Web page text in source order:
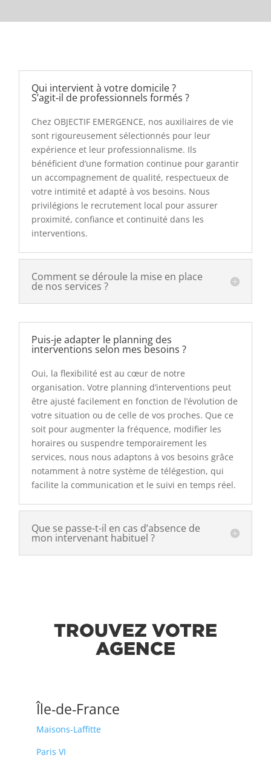
Qui intervient à votre domicile ?
S’agit‑il de professionnels formés ?
Chez OBJECTIF EMERGENCE, nos auxiliaires de vie
sont rigoureusement sélectionnés pour leur
expérience et leur professionnalisme. Ils
bénéficient d’une formation continue pour garantir
un accompagnement de qualité, respectueux de
votre intimité et adapté à vos besoins. Nous
privilégions le recrutement local pour assurer
proximité, confiance et continuité dans les
interventions.
Comment se déroule la mise en place
de nos services ?
Puis-je adapter le planning des
interventions selon mes besoins ?
Oui, la flexibilité est au cœur de notre
organisation. Votre planning d’interventions peut
être ajusté facilement en fonction de l’évolution de
votre situation ou de celle de vos proches. Que ce
soit pour augmenter la fréquence, modifier les
horaires ou suspendre temporairement les
services, nous nous adaptons à vos besoins grâce
notamment à notre système de télégestion, qui
facilite la communication et le suivi en temps réel.
Que se passe-t-il en cas d’absence de
mon intervenant habituel ?
TROUVEZ VOTRE
AGENCE
Île-de-France
Maisons-Laffitte
Paris VI